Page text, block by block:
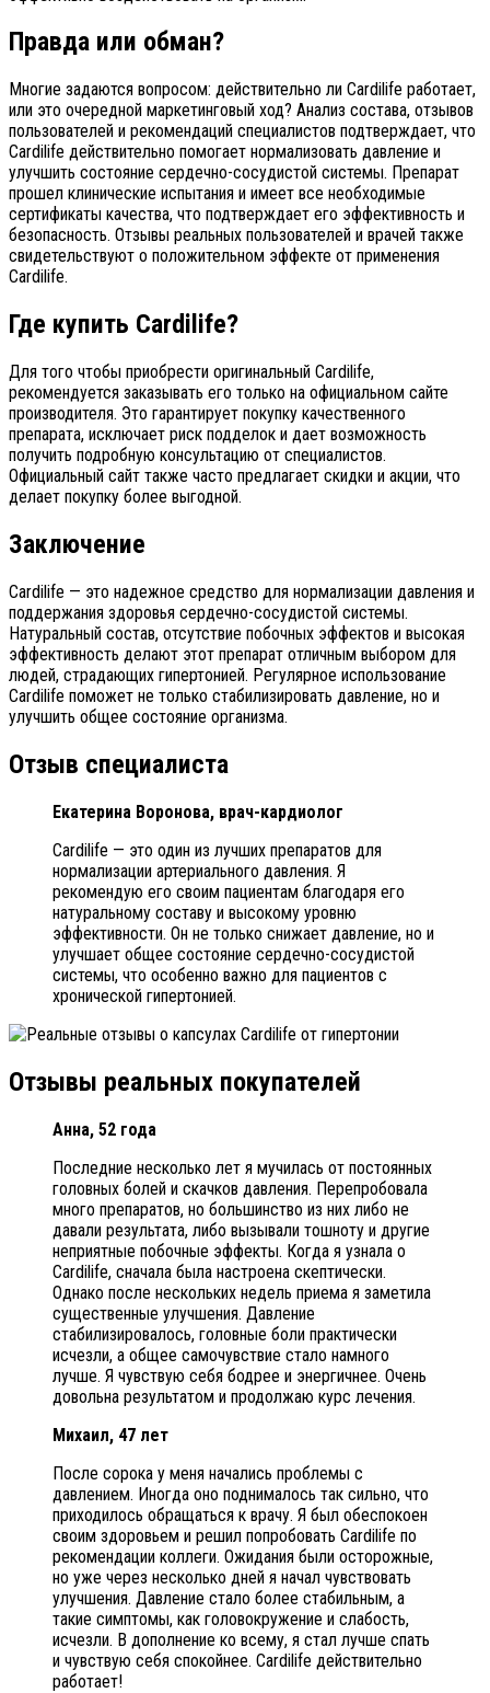
Правда или обман?
Многие задаются вопросом: действительно ли Cardilife работает,
или это очередной маркетинговый ход? Анализ состава, отзывов
пользователей и рекомендаций специалистов подтверждает, что
Cardilife действительно помогает нормализовать давление и
улучшить состояние сердечно-сосудистой системы. Препарат
прошел клинические испытания и имеет все необходимые
сертификаты качества, что подтверждает его эффективность и
безопасность. Отзывы реальных пользователей и врачей также
свидетельствуют о положительном эффекте от применения
Cardilife.
Где купить Cardilife?
Для того чтобы приобрести оригинальный Cardilife,
рекомендуется заказывать его только на официальном сайте
производителя. Это гарантирует покупку качественного
препарата, исключает риск подделок и дает возможность
получить подробную консультацию от специалистов.
Официальный сайт также часто предлагает скидки и акции, что
делает покупку более выгодной.
Заключение
Cardilife — это надежное средство для нормализации давления и
поддержания здоровья сердечно-сосудистой системы.
Натуральный состав, отсутствие побочных эффектов и высокая
эффективность делают этот препарат отличным выбором для
людей, страдающих гипертонией. Регулярное использование
Cardilife поможет не только стабилизировать давление, но и
улучшить общее состояние организма.
Отзыв специалиста
Екатерина Воронова, врач-кардиолог
Cardilife — это один из лучших препаратов для
нормализации артериального давления. Я
рекомендую его своим пациентам благодаря его
натуральному составу и высокому уровню
эффективности. Он не только снижает давление, но и
улучшает общее состояние сердечно-сосудистой
системы, что особенно важно для пациентов с
хронической гипертонией.
Отзывы реальных покупателей
Анна, 52 года
Последние несколько лет я мучилась от постоянных
головных болей и скачков давления. Перепробовала
много препаратов, но большинство из них либо не
давали результата, либо вызывали тошноту и другие
неприятные побочные эффекты. Когда я узнала о
Cardilife, сначала была настроена скептически.
Однако после нескольких недель приема я заметила
существенные улучшения. Давление
стабилизировалось, головные боли практически
исчезли, а общее самочувствие стало намного
лучше. Я чувствую себя бодрее и энергичнее. Очень
довольна результатом и продолжаю курс лечения.
Михаил, 47 лет
После сорока у меня начались проблемы с
давлением. Иногда оно поднималось так сильно, что
приходилось обращаться к врачу. Я был обеспокоен
своим здоровьем и решил попробовать Cardilife по
рекомендации коллеги. Ожидания были осторожные,
но уже через несколько дней я начал чувствовать
улучшения. Давление стало более стабильным, а
такие симптомы, как головокружение и слабость,
исчезли. В дополнение ко всему, я стал лучше спать
и чувствую себя спокойнее. Cardilife действительно
работает!